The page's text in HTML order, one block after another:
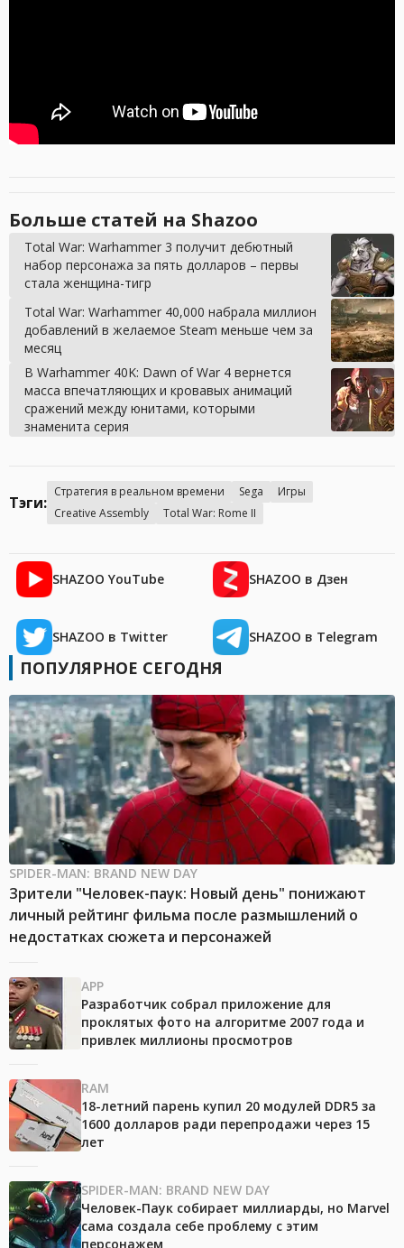
Больше статей на Shazoo
Total War: Warhammer 3 получит дебютный
набор персонажа за пять долларов – первы
стала женщина-тигр
Total War: Warhammer 40,000 набрала миллион
добавлений в желаемое Steam меньше чем за
месяц
В Warhammer 40K: Dawn of War 4 вернется
масса впечатляющих и кровавых анимаций
сражений между юнитами, которыми
знаменита серия
Тэги:
Стратегия в реальном времени Sega
Игры
Creative Assembly
Total War: Rome II
SHAZOO YouTube SHAZOO в Дзен
SHAZOO в Twitter SHAZOO в Telegram
ПОПУЛЯРНОЕ СЕГОДНЯ
SPIDER-MAN: BRAND NEW DAY
Зрители "Человек-паук: Новый день" понижают
личный рейтинг фильма после размышлений о
недостатках сюжета и персонажей
APP
Разработчик собрал приложение для
проклятых фото на алгоритме 2007 года и
привлек миллионы просмотров
RAM
18-летний парень купил 20 модулей DDR5 за
1600 долларов ради перепродажи через 15
лет
SPIDER-MAN: BRAND NEW DAY
Человек-Паук собирает миллиарды, но Marvel
сама создала себе проблему с этим
персонажем